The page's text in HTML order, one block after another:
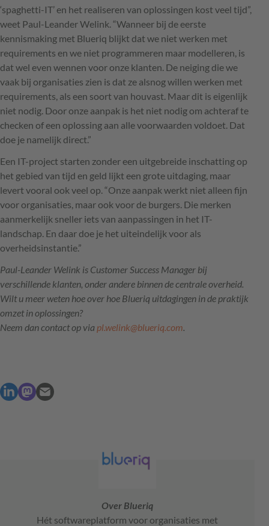
‘spaghetti-IT’ en het realiseren van oplossingen kost veel tijd”,
weet Paul-Leander Welink. “Wanneer bij de eerste
kennismaking met Blueriq blijkt dat we niet werken met
requirements en we niet programmeren maar modelleren, is
dat wel even wennen voor onze klanten. De neiging die we
vaak bij organisaties zien is dat ze alsnog willen werken met
requirements, als een soort van houvast. Maar dit is eigenlijk
niet nodig. Door onze aanpak is het niet nodig om achteraf te
checken of een oplossing aan alle voorwaarden voldoet. Dat
doe je namelijk direct.”
Een IT-project starten zonder een uitgebreide inschatting op
het gebied van tijd en geld lijkt een grote uitdaging, maar
levert vooral ook veel op. “Onze aanpak werkt niet alleen fijn
voor organisaties, maar ook voor de burgers. Die merken
aanmerkelijk sneller iets van aanpassingen in het IT-
landschap. En daar doe je het uiteindelijk voor als
overheidsinstantie.”
Paul-Leander Welink is Customer Success Manager bij
verschillende klanten, onder andere binnen de centrale overheid.
Wilt u meer weten hoe over hoe Blueriq uitdagingen in de praktijk
omzet in oplossingen?
Neem dan contact op via pl.welink@blueriq.com
Over Blueriq
Hét softwareplatform voor organisaties met